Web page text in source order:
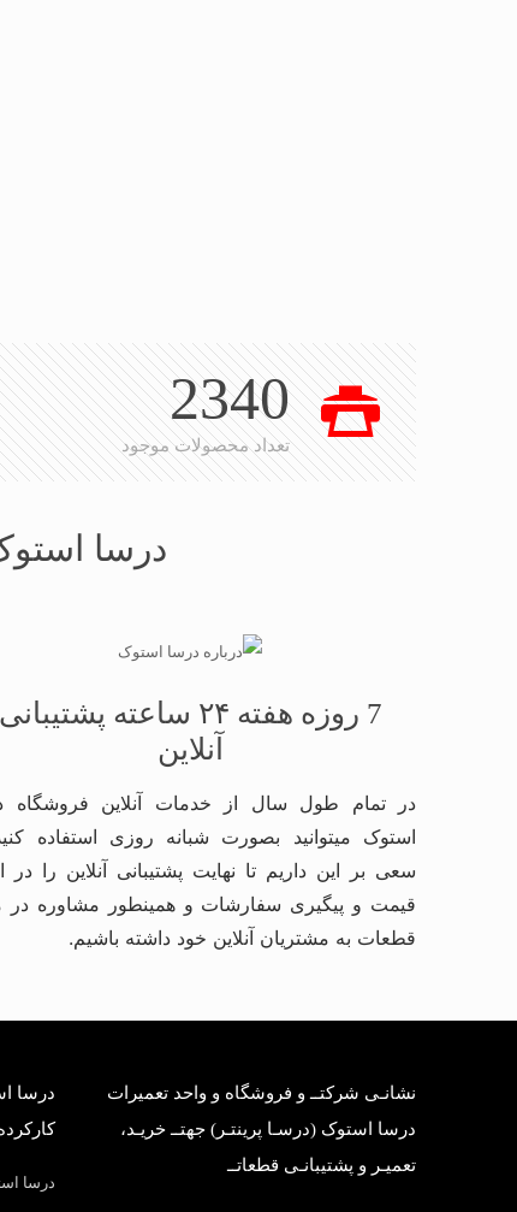
2340
تعداد محصولات موجود
درسا
7 روزه هفته ۲۴ ساعته پشتیبانی
آنلاین
در تمام طول سال از خدمات آنلاین فروشگاه
استوک میتوانید بصورت شبانه روزی استفاده
سعی بر این داریم تا نهایت پشتیبانی آنلاین را در
قیمت و پیگیری سفارشات و همینطور مشاوره در
قطعات به مشتریان آنلاین خود داشته باشیم.
نشانـی شرکتــ و فروشگاه و واحد تعمیرات
درسا استوک (درسـا پرینتـر) جهتــ خریـد،
تعمیـر و پشتیبانـی قطعاتــ
درسا
درسا